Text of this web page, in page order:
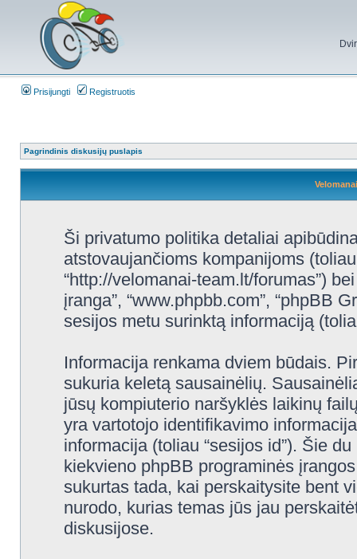
Prisijungti Registruotis
Pagrindinis diskusijų puslapis
Ši privatumo politika detaliai
atstovaujančioms kompanijoms (toliau
“http://velomanai-team.lt/forumas”)
įranga”, “www.phpbb.com”, “phpBB
sesijos metu surinktą informaciją
Informacija renkama dviem būdais.
sukuria keletą sausainėlių.
jūsų kompiuterio naršyklės laikinų
yra vartotojo identifikavimo
informacija (toliau “sesijos id”). Šie
kiekvieno phpBB programinės
sukurtas tada, kai perskaitysite bent
nurodo, kurias temas jūs jau
diskusijose.